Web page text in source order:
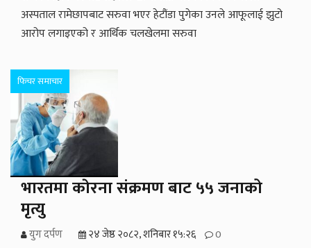
अस्पताल रामेछापबाट सरुवा भएर हेटौंडा पुगेका उनले आफूलाई झुटो
आरोप लगाइएको र आर्थिक चलखेलमा सरुवा
फिचर समाचार
भारतमा काेरना संक्रमण बाट ५५ जनाको
मृत्यु
युग दर्पण २४ जेष्ठ २०८२, शनिबार १५:२६ 0